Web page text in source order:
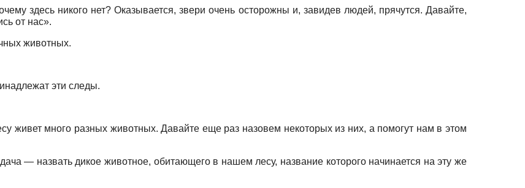
здесь никого нет? Оказывается, звери очень осторожны и, завидев людей, прячутся. Давайте,
от нас».
животных.
эти следы.
живет много разных животных. Давайте еще раз назовем некоторых из них, а помогут нам в этом
— назвать дикое животное, обитающего в нашем лесу, название которого начинается на эту же